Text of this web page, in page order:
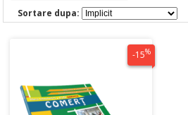
Sortare dupa:
-15%